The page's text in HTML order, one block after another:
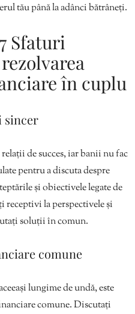
tău până la adânci bătrâneți.
Sfaturi
în cuplu
sincer
de succes, iar banii nu fac
pentru a discuta despre
și obiectivele legate de
receptivi la perspectivele și
soluții în comun.
comune
lungime de undă, este
comune. Discutați